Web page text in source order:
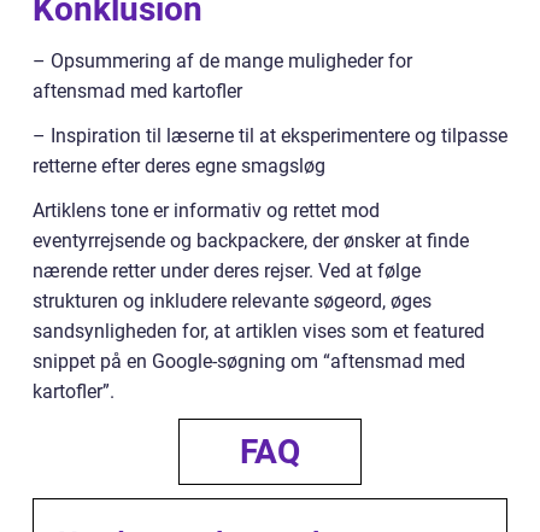
Konklusion
– Opsummering af de mange muligheder for
aftensmad med kartofler
– Inspiration til læserne til at eksperimentere og tilpasse
retterne efter deres egne smagsløg
Artiklens tone er informativ og rettet mod
eventyrrejsende og backpackere, der ønsker at finde
nærende retter under deres rejser. Ved at følge
strukturen og inkludere relevante søgeord, øges
sandsynligheden for, at artiklen vises som et featured
snippet på en Google-søgning om “aftensmad med
kartofler”.
FAQ